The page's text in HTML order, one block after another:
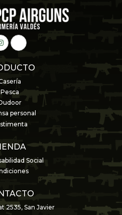
Pesca
personal
Social
2535, San Javier